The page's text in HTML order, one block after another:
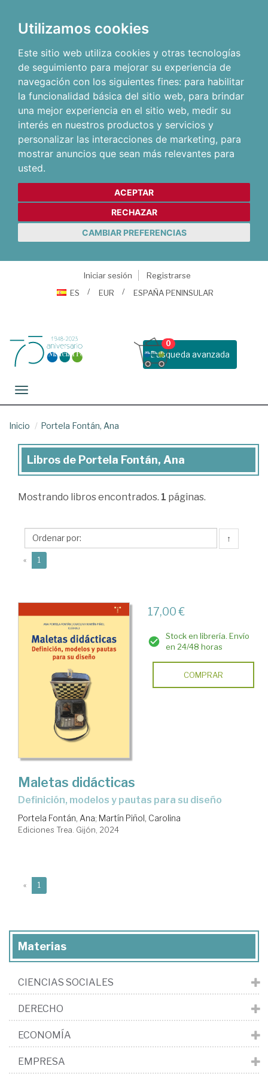
Utilizamos cookies
Este sitio web utiliza cookies y otras tecnologías
de seguimiento para mejorar su experiencia de
navegación con los siguientes fines: para habilitar
la funcionalidad básica del sitio web, para brindar
una mejor experiencia en el sitio web, medir su
interés en nuestros productos y servicios y
personalizar las interacciones de marketing, para
mostrar anuncios que sean más relevantes para
usted.
ACEPTAR
RECHAZAR
CAMBIAR PREFERENCIAS
Iniciar sesión
Registrarse
ES
EUR ESPAÑA PENINSULAR
Busqueda avanzada
0
Toggle navigation
Inicio Portela Fontán, Ana
Libros
Portela
Ana
Libros de Portela Fontán, Ana
Mostrando libros encontrados. 1 páginas.
↑
« 1
17,00 €
Stock en librería. Envío
en 24/48 horas
COMPRAR
Maletas didácticas
definición, modelos y pautas para su diseño
Portela Fontán, Ana; Martín Piñol, Carolina
Ediciones Trea. Gijón, 2024
« 1
Materias
CIENCIAS SOCIALES
DERECHO
ECONOMÍA
EMPRESA